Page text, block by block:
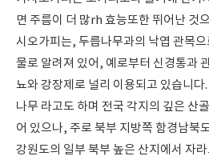
면 주름이 더 많rh 효능또한 뛰어난 것
시오가피는, 두릅나무과의 낙엽 관목
물로 알려져 있어, 예로부터 신경통과
뇨와 강장제로 널리 이용되고 있습니다
나무 라고도 하며 전국 각지의 깊은 산
어 있으나, 주로 북부 지방쪽 함경남북
강원도의 일부 북부 높은 산지에서 자